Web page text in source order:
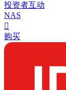
投资者互动
NAS

购买